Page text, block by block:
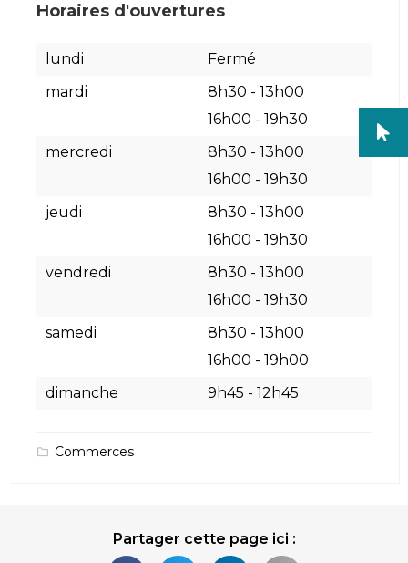
Horaires d'ouvertures
lundi
Fermé
mardi
8h30 - 13h00
16h00 - 19h30
mercredi
8h30 - 13h00
16h00 - 19h30
jeudi
8h30 - 13h00
16h00 - 19h30
vendredi
8h30 - 13h00
16h00 - 19h30
samedi
8h30 - 13h00
16h00 - 19h00
dimanche
9h45 - 12h45
Commerces
Partager cette page ici :